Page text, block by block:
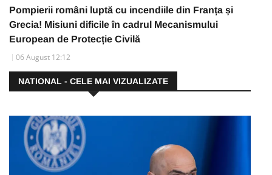
Pompierii români luptă cu incendiile din Franța și
Grecia! Misiuni dificile în cadrul Mecanismului
European de Protecție Civilă
06 August 12:12
NATIONAL - CELE MAI VIZUALIZATE